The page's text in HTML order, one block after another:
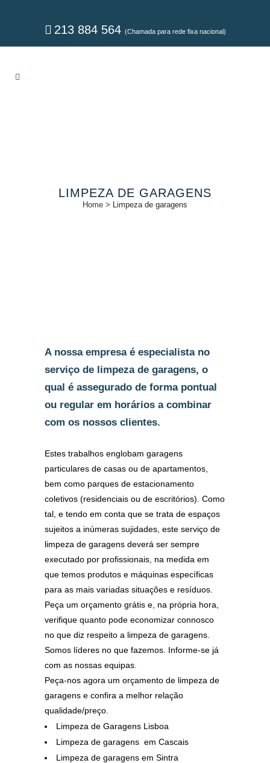
213 884 564 (Chamada para rede fixa nacional)
LIMPEZA DE GARAGENS
Home > Limpeza de garagens
A nossa empresa é especialista no
serviço de limpeza de garagens, o
qual é assegurado de forma pontual
ou regular em horários a combinar
com os nossos clientes.
Estes trabalhos englobam garagens
particulares de casas ou de apartamentos,
bem como parques de estacionamento
coletivos (residenciais ou de escritórios). Como
tal, e tendo em conta que se trata de espaços
sujeitos a inúmeras sujidades, este serviço de
limpeza de garagens deverá ser sempre
executado por profissionais, na medida em
que temos produtos e máquinas específicas
para as mais variadas situações e resíduos.
Peça um orçamento grátis e, na própria hora,
verifique quanto pode economizar connosco
no que diz respeito a limpeza de garagens.
Somos líderes no que fazemos. Informe-se já
com as nossas equipas.
Peça-nos agora um orçamento de limpeza de
garagens e confira a melhor relação
qualidade/preço.
Limpeza de Garagens Lisboa
Limpeza de garagens em Cascais
Limpeza de garagens em Sintra